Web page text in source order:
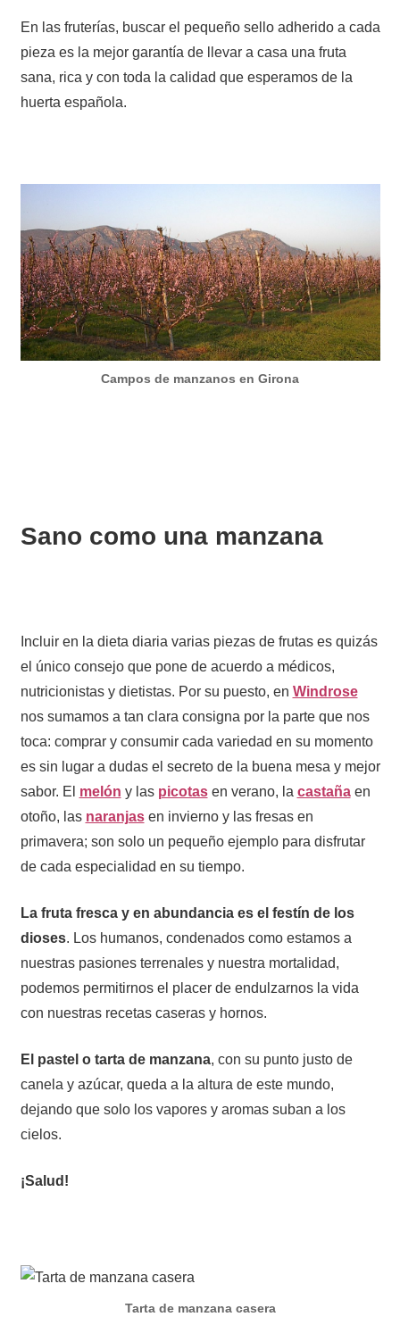
En las fruterías, buscar el pequeño sello adherido a cada
pieza es la mejor garantía de llevar a casa una fruta
sana, rica y con toda la calidad que esperamos de la
huerta española.
Campos de manzanos en Girona
Sano como una manzana
Incluir en la dieta diaria varias piezas de frutas es quizás
el único consejo que pone de acuerdo a médicos,
nutricionistas y dietistas. Por su puesto, en Windrose
nos sumamos a tan clara consigna por la parte que nos
toca: comprar y consumir cada variedad en su momento
es sin lugar a dudas el secreto de la buena mesa y mejor
sabor. El melón y las picotasen verano, la castañaen
otoño, las naranjasen invierno y las fresas en
primavera; son solo un pequeño ejemplo para disfrutar
de cada especialidad en su tiempo.
La fruta fresca y en abundancia es el festín de los
dioses. Los humanos, condenados como estamos a
nuestras pasiones terrenales y nuestra mortalidad,
podemos permitirnos el placer de endulzarnos la vida
con nuestras recetas caseras y hornos.
El pastel o tarta de manzana, con su punto justo de
canela y azúcar, queda a la altura de este mundo,
dejando que solo los vapores y aromas suban a los
cielos.
¡Salud!
Tarta de manzana casera